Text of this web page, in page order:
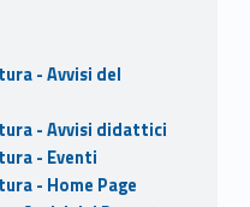
- Avvisi del
- Avvisi didattici
- Eventi
- Home Page